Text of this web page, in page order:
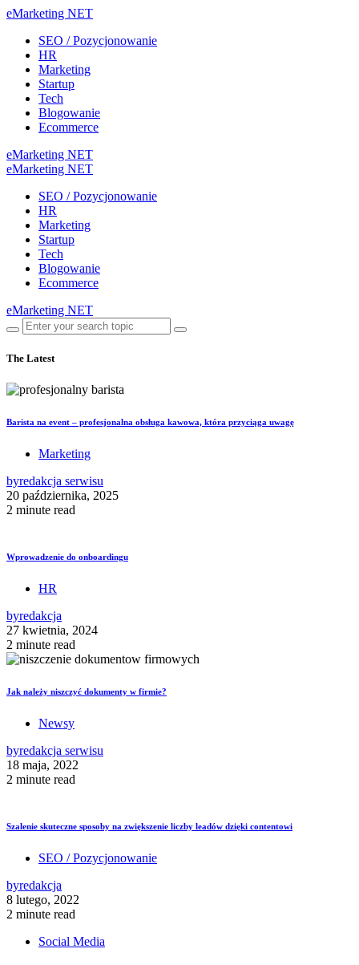
eMarketing NET
SEO / Pozycjonowanie
HR
Marketing
Startup
Tech
Blogowanie
Ecommerce
eMarketing NET
eMarketing NET
SEO / Pozycjonowanie
HR
Marketing
Startup
Tech
Blogowanie
Ecommerce
eMarketing NET
The Latest
Barista na event – profesjonalna obsługa kawowa, która przyciąga uwagę
Marketing
byredakcja serwisu
20 października, 2025
2 minute read
Wprowadzenie do onboardingu
HR
byredakcja
27 kwietnia, 2024
2 minute read
Jak należy niszczyć dokumenty w firmie?
Newsy
byredakcja serwisu
18 maja, 2022
2 minute read
Szalenie skuteczne sposoby na zwiększenie liczby leadów dzięki contentowi
SEO / Pozycjonowanie
byredakcja
8 lutego, 2022
2 minute read
Social Media